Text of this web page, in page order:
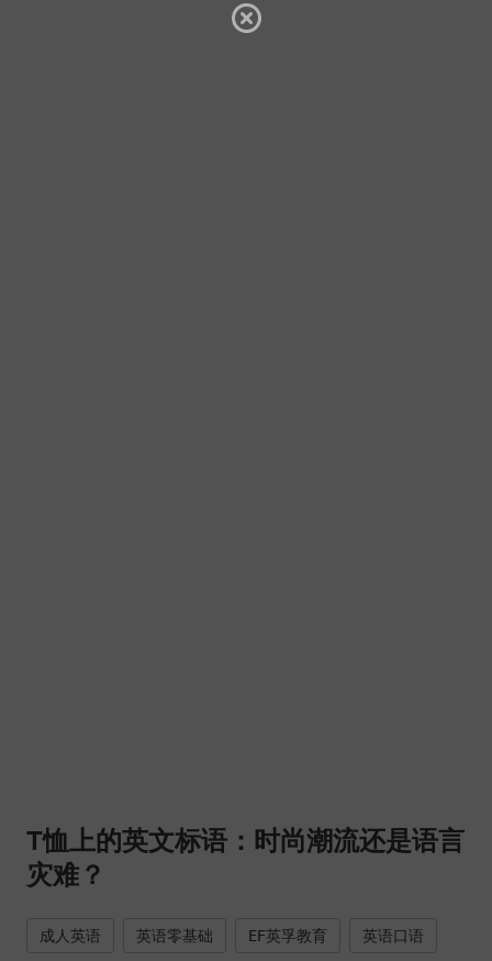
T恤上的英文标语：时尚潮流还是语言
灾难？
成人英语 英语零基础 EF英孚教育
英语口语